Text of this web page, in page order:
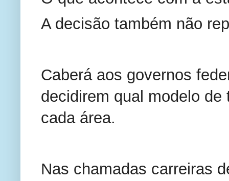
A decisão também não
Caberá aos governos
decidirem qual modelo
cada área.
Nas chamadas carreiras